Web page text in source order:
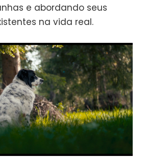
e abordando seus
na vida real.